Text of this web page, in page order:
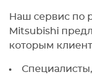
Наш сервис по
Mitsubishi
которым